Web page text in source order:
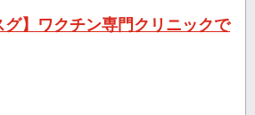
グ】ワクチン専門クリニックで